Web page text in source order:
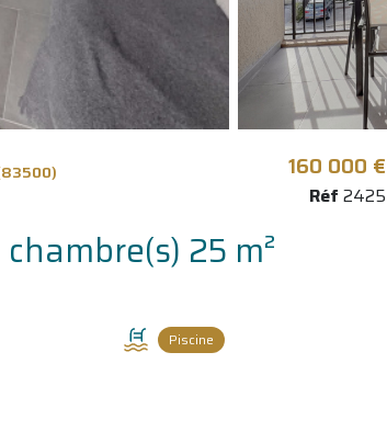
Appartement 1 pièce(s) 1 chambre(s) 25 m²
Piscine
160 000 €
Réf 2425